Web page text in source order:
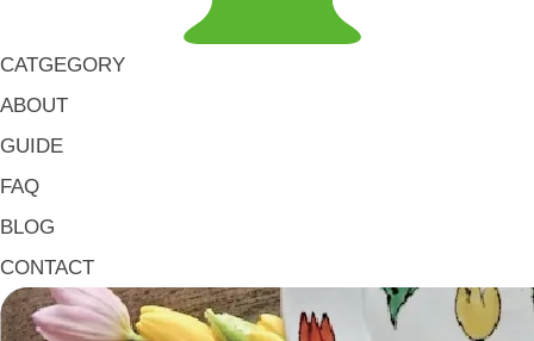
CATGEGORY
ABOUT
GUIDE
FAQ
BLOG
CONTACT
《器タイプ》Tableware Type
中皿 Side Plates
大皿 Big Plate